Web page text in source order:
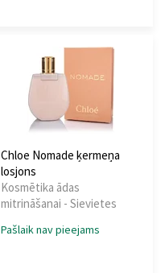
Chloe Nomade ķermeņa
losjons
Kosmētika ādas
mitrināšanai - Sievietes
Pašlaik nav pieejams